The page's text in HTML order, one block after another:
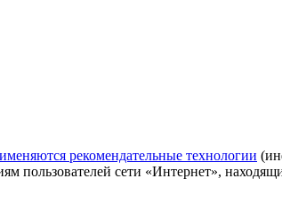
рекомендательные технологии
пользователей сети «Интернет»,